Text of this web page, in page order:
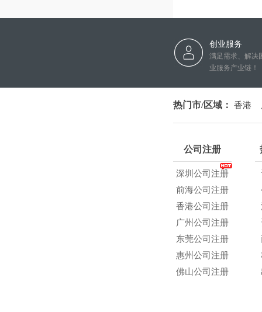
创业服务
满足需求、解决
业服务产业链！
热门市/区域： 香港
公司注册
深圳公司注册
前海公司注册
香港公司注册
广州公司注册
东莞公司注册
惠州公司注册
佛山公司注册